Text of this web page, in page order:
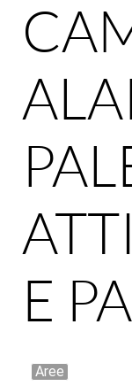
E
Aree